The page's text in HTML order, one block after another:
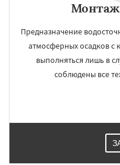
Михнево
Октябрьский
Родники
Софрино Томилино
Удельная Фосфоритный
Черкизово
Монтаж
Предназначение
атмосферных осадков с
выполняться лишь в
соблюдены все
Даю согласие на